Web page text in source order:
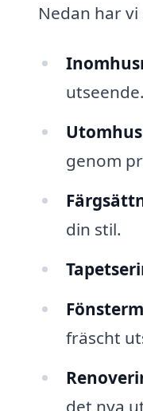
Nedan har
utseende.
genom
din stil.
fräscht
det nya